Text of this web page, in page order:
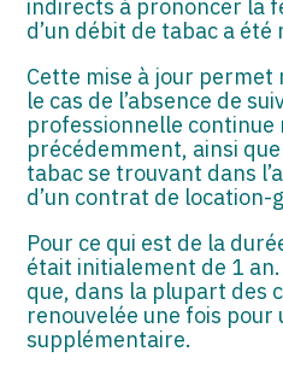
indirects à prononcer la
d’un débit de tabac a été
Cette mise à jour permet
le cas de l’absence de
professionnelle continue
précédemment, ainsi
tabac se trouvant dans
d’un contrat de location-
Pour ce qui est de la
était initialement de 1
que, dans la plupart des
renouvelée une fois pour
supplémentaire.